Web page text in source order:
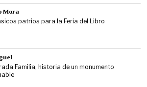
Mora
patrios para la Feria del Libro
Familia, historia de un monumento